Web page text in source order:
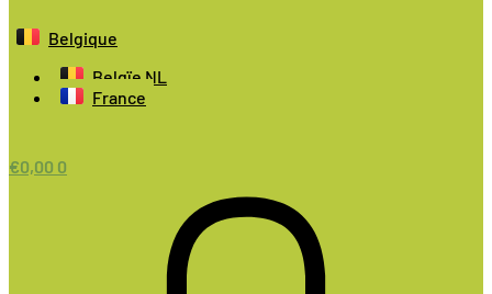
Belgique
Belgïe NL
France
€0,00 0